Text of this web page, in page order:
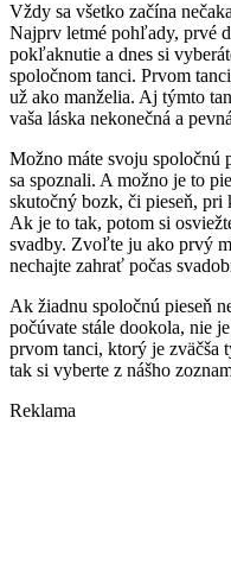
Vždy sa všetko začína
Najprv letmé pohľady, prvé
pokľaknutie a dnes si
spoločnom tanci. Prvom
už ako manželia. Aj týmto
vaša láska nekonečná a
Možno máte svoju spoločnú
sa spoznali. A možno je to
skutočný bozk, či pieseň,
Ak je to tak, potom si
svadby. Zvoľte ju ako prvý
nechajte zahrať počas
Ak žiadnu spoločnú pieseň
počúvate stále dookola, nie
prvom tanci, ktorý je zväčša
tak si vyberte z nášho
Reklama